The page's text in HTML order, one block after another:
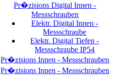
Pr�zisions Digital Innen -
Messschrauben
Elektr. Digital Innen -
Messschraube
Elektr. Digital Tiefen -
Messschraube IP54
Pr�zisions Innen - Messschrauben
Pr�zisions Innen - Messschrauben